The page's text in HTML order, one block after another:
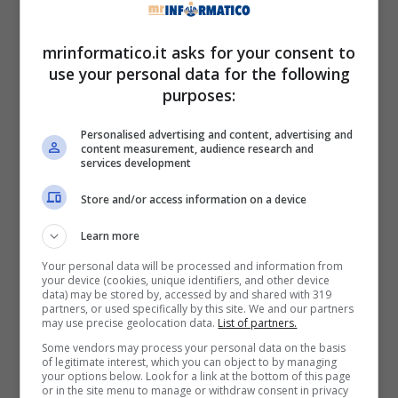
Stardust, Casanova, Stone of destiny), il quale
Murdock/Daredevil .Daredevil: Born Again,
l’ultima indiscrezione è da sogno: fan in tilt.
Naturalmente ritroveremo
gran parte del cast
originaledella serie. La prima nuove stagione è
stata girata esarà articolata in nove episodi
Brad Winderbaum, produttore e direttore
esecutivo di Marvel Studios, ha dato conferma
dell’ottimo stato dei lavori. Inoltre, lo stesso ha
annunciato che la nuova stagione si inserirà alla
perfetto nella linea narrativa della precedente
serie.Daredevil: Born Again, Charlie Cox
sconvolge il mondo: “Marvel ha..”.
La nuova “prima”
mrinformatico.it asks for your consent to
use your personal data for the following
purposes:
Personalised advertising and content, advertising and
content measurement, audience research and
services development
Store and/or access information on a device
Learn more
Your personal data will be processed and information from
your device (cookies, unique identifiers, and other device
data) may be stored by, accessed by and shared with 319
partners, or used specifically by this site. We and our partners
may use precise geolocation data. List of partners.
Some vendors may process your personal data on the basis
of legitimate interest, which you can object to by managing
your options below. Look for a link at the bottom of this page
or in the site menu to manage or withdraw consent in privacy